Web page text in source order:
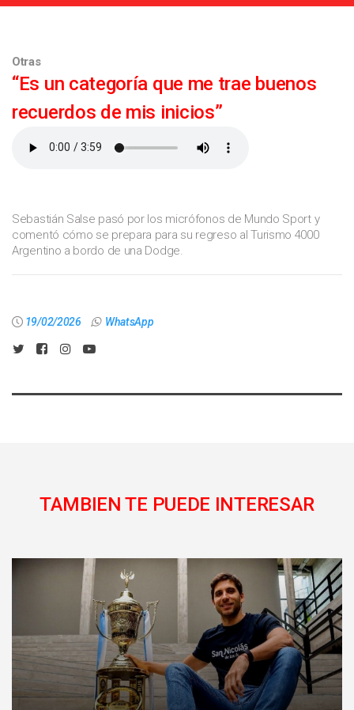
Otras
“Es un categoría que me trae buenos
recuerdos de mis inicios”
Sebastián Salse pasó por los micrófonos de Mundo Sport y
comentó cómo se prepara para su regreso al Turismo 4000
Argentino a bordo de una Dodge.
19/02/2026 WhatsApp
TAMBIEN TE PUEDE INTERESAR